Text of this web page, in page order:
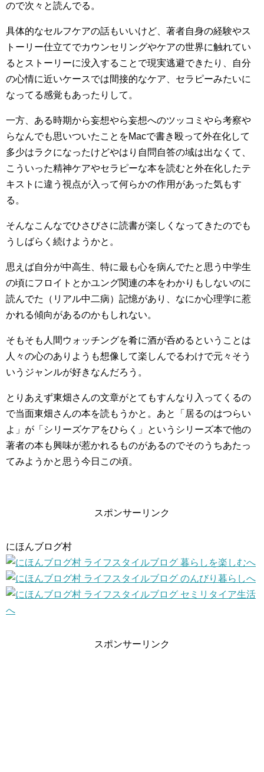
ので次々と読んでる。
具体的なセルフケアの話もいいけど、著者自身の経験やス
トーリー仕立てでカウンセリングやケアの世界に触れてい
るとストーリーに没入することで現実逃避できたり、自分
の心情に近いケースでは間接的なケア、セラピーみたいに
なってる感覚もあったりして。
一方、ある時期から妄想やら妄想へのツッコミやら考察や
らなんでも思いついたことをMacで書き殴って外在化して
多少はラクになったけどやはり自問自答の域は出なくて、
こういった精神ケアやセラピーな本を読むと外在化したテ
キストに違う視点が入って何らかの作用があった気もす
る。
そんなこんなでひさびさに読書が楽しくなってきたのでも
うしばらく続けようかと。
思えば自分が中高生、特に最も心を病んでたと思う中学生
の頃にフロイトとかユング関連の本をわかりもしないのに
読んでた（リアル中二病）記憶があり、なにか心理学に惹
かれる傾向があるのかもしれない。
そもそも人間ウォッチングを肴に酒が呑めるということは
人々の心のありようも想像して楽しんでるわけで元々そう
いうジャンルが好きなんだろう。
とりあえず東畑さんの文章がとてもすんなり入ってくるの
で当面東畑さんの本を読もうかと。あと「居るのはつらい
よ」が「シリーズケアをひらく」というシリーズ本で他の
著者の本も興味が惹かれるものがあるのでそのうちあたっ
てみようかと思う今日この頃。
スポンサーリンク
にほんブログ村
スポンサーリンク